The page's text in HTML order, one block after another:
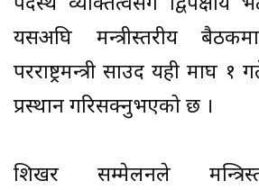
यसअघि मन्त्रीस्तरीय
परराष्ट्रमन्त्री साउद यही माघ १
प्रस्थान गरिसक्नुभएको छ ।
शिखर सम्मेलनले